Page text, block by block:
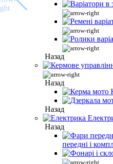
Назад
Назад
Назад
Назад
передні і